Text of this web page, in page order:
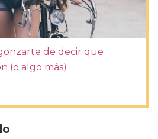
de decir que
(o algo más)